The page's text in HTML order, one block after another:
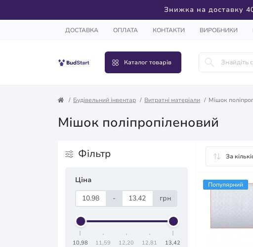
Знижка на доставку
ДОСТАВКА ОПЛАТА КОНТАКТИ ВИРОБНИКИ
Каталог товарів
Будівельний інвентар Витратні матеріали Мішок
Мішок поліпропіленовий
Фільтр
Ціна
-
грн
10,98 11,59 12,20 12,81 13,42
Популярний